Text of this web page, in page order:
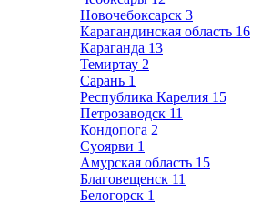
Новочебоксарск 3
Карагандинская область 16
Караганда 13
Темиртау 2
Сарань 1
Республика Карелия 15
Петрозаводск 11
Кондопога 2
Суоярви 1
Амурская область 15
Благовещенск 11
Белогорск 1